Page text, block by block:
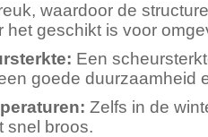
waardoor de
geschikt is voor
Een
goede duurzaamheid
Zelfs in de
snel broos.